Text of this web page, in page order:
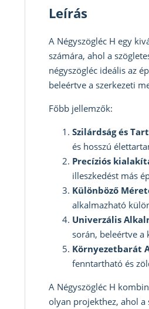
Leírás
A Négyszögléc H egy
számára, ahol a
négyszögléc ideális az
beleértve a szerkezeti
Főbb jellemzők:
Szilárdság és
és hosszú
Precíziós
illeszkedést más
Különböző
alkalmazható
Univerzális
során, beleértve a
Környezetbarát
fenntartható és
A Négyszögléc H
olyan projekthez, ahol a